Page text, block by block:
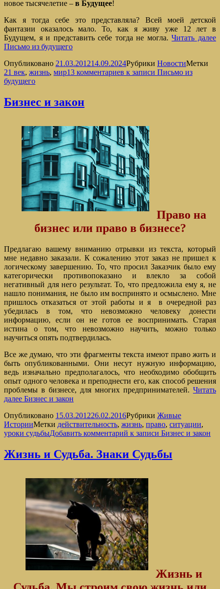
новое тысячелетие – в Будущее!
Как я тогда себе это представляла? Всей моей детской
фантазии оказалось мало. То, как я живу уже 12 лет в
Будущем, я и представить себе тогда не могла.Читать далее
Письмо из будущего
Опубликовано 21.03.201214.09.2024Рубрики НовостиМетки
21 век, жизнь, мир13 комментариев к записи Письмо из
будущего
Бизнес и закон
Право на
бизнес или право в бизнесе?
Предлагаю вашему вниманию отрывки из текста, который
мне недавно заказали. К сожалению этот заказ не пришел к
логическому завершению. То, что просил Заказчик было ему
категорически противопоказано и влекло за собой
негативный для него результат. То, что предложила ему я, не
нашло понимания, не было им воспринято и осмыслено. Мне
пришлось отказаться от этой работы и я в очередной раз
убедилась в том, что невозможно человеку донести
информацию, если он не готов ее воспринимать. Старая
истина о том, что невозможно научить, можно только
научиться опять подтвердилась.
Все же думаю, что эти фрагменты текста имеют право жить и
быть опубликованными. Они несут нужную информацию,
ведь изначально предполагалось, что необходимо обобщить
опыт одного человека и преподнести его, как способ решения
проблемы в бизнесе, для многих предпринимателей. Читать
далее Бизнес и закон
Опубликовано 15.03.201226.02.2016Рубрики Живые
ИсторииМетки действительность, жизнь, право, ситуации,
уроки судьбыДобавить комментарий к записи Бизнес и закон
Жизнь и Судьба. Знаки Судьбы
Жизнь и